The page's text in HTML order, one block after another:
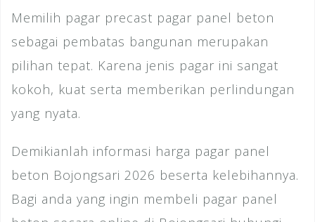
Memilih pagar precast pagar panel beton
sebagai pembatas bangunan merupakan
pilihan tepat. Karena jenis pagar ini sangat
kokoh, kuat serta memberikan perlindungan
yang nyata.
Demikianlah informasi harga pagar panel
beton Bojongsari 2026 beserta kelebihannya.
Bagi anda yang ingin membeli pagar panel